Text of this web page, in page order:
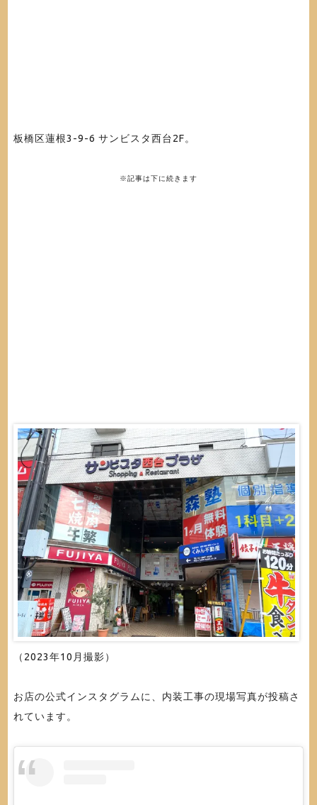
板橋区蓮根3-9-6 サンビスタ西台2F。
※記事は下に続きます
（2023年10月撮影）
お店の公式インスタグラムに、内装工事の現場写真が投稿さ
れています。